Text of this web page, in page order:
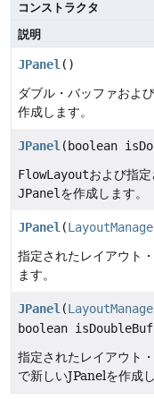
コンストラクタ
説明
JPanel ()
ダブル・バッファおよ
作成します。
JPanel (boolean
FlowLayoutおよび指
JPanel を作成します。
JPanel (
指定されたレイアウト
ます。
JPanel (
boolean
指定されたレイアウト
で新しいJPanelを作成し